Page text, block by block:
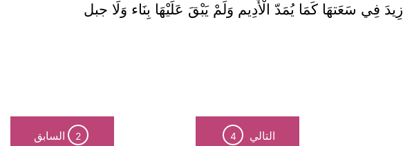
زِيدَ فِي سَعَتهَا كَمَا يُمَدّ الْأَدِيم وَلَمْ يَبْقَ عَلَيْهَا بِنَاء وَلَا جبل
التالي 4
2 السابق